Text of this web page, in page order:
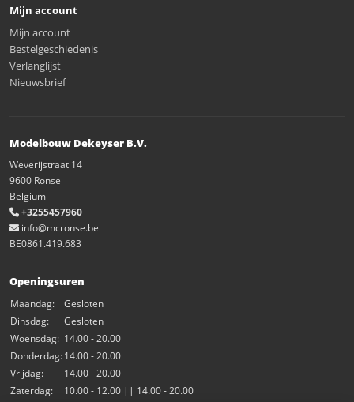
Mijn account
Mijn account
Bestelgeschiedenis
Verlanglijst
Nieuwsbrief
Modelbouw Dekeyser B.V.
Weverijstraat 14
9600 Ronse
Belgium
+3255457960
info@mcronse.be
BE0861.419.683
Openingsuren
Maandag:
Gesloten
Dinsdag:
Gesloten
Woensdag: 14.00 - 20.00
Donderdag:14.00 - 20.00
Vrijdag:
14.00 - 20.00
Zaterdag:
10.00 - 12.00 || 14.00 - 20.00